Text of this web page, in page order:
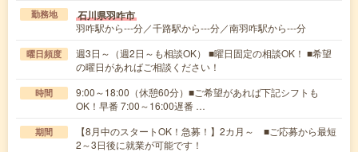
勤務地 石川県羽咋市
羽咋駅から---分／千路駅から---分／南羽咋駅から---分
曜日頻度
週3日～（週2日～も相談OK） ■曜日固定の相談OK！ ■希望
の曜日があればご相談ください！
時間
9:00～18:00（休憩60分）■ご希望があれば下記シフトも
OK！早番 7:00～16:00遅番 …
期間
【8月中のスタートOK！急募！】2カ月～ ■ご応募から最短
2～3日後に就業が可能です！